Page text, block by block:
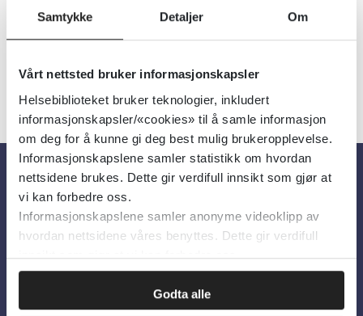
Samtykke Detaljer Om
Vårt nettsted bruker informasjonskapsler
Helsebiblioteket bruker teknologier, inkludert
informasjonskapsler/«cookies» til å samle informasjon
om deg for å kunne gi deg best mulig brukeropplevelse.
Informasjonskapslene samler statistikk om hvordan
nettsidene brukes. Dette gir verdifull innsikt som gjør at
vi kan forbedre oss.
Informasjonskapslene samler anonyme videoklipp av
hvordan nettsidene våres benyttes. Dette gir verdifull
innsikt som gjør at vi kan forbedre oss.
Godta alle
Språk:
Om oss
Personvern og informasjonskapsler
Tilgjengelighetserklæring